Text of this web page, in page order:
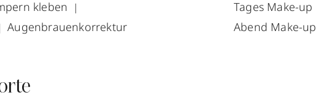
kleben
Augenbrauenkorrektur
Tages Make-up
Abend Make-up